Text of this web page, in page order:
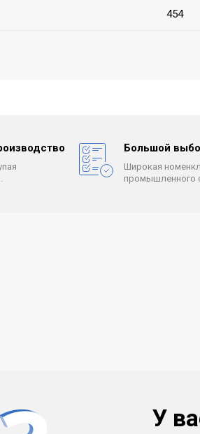
454
Большой
Широкая
промышленного
У